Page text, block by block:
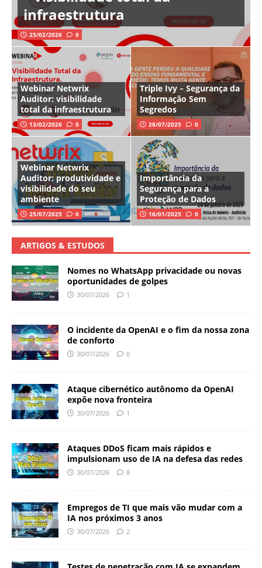
infraestrutura
25/02/2026 0
Webinar Netwrix
Auditor: visibilidade
total da infraestrutura
13/02/2026 0
Triple Ivy – Segurança da
Informação Sem
Segredos
28/07/2025 0
Webinar Netwrix
Auditor: produtividade e
visibilidade do seu
ambiente
25/07/2025 0
Importância da
Segurança para a
Proteção de Dados
16/01/2025 0
ARTIGOS & ESTUDOS
Nomes no WhatsApp privacidade ou novas
oportunidades de golpes
30/07/2026 1
O incidente da OpenAI e o fim da nossa zona
de conforto
30/07/2026 0
Ataque cibernético autônomo da OpenAI
expõe nova fronteira
30/07/2026 1
Ataques DDoS ficam mais rápidos e
impulsionam uso de IA na defesa das redes
30/07/2026 8
Empregos de TI que mais vão mudar com a
IA nos próximos 3 anos
30/07/2026 2